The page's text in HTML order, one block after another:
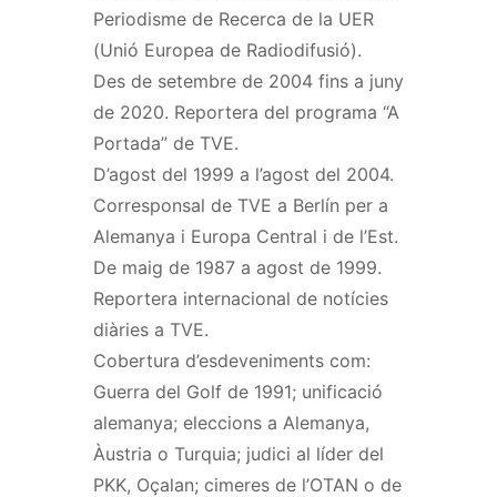
Periodisme de Recerca de la UER
(Unió Europea de Radiodifusió).
Des de setembre de 2004 fins a juny
de 2020. Reportera del programa “A
Portada” de TVE.
D’agost del 1999 a l’agost del 2004.
Corresponsal de TVE a Berlín per a
Alemanya i Europa Central i de l’Est.
De maig de 1987 a agost de 1999.
Reportera internacional de notícies
diàries a TVE.
Cobertura d’esdeveniments com:
Guerra del Golf de 1991; unificació
alemanya; eleccions a Alemanya,
Àustria o Turquia; judici al líder del
PKK, Oçalan; cimeres de l’OTAN o de